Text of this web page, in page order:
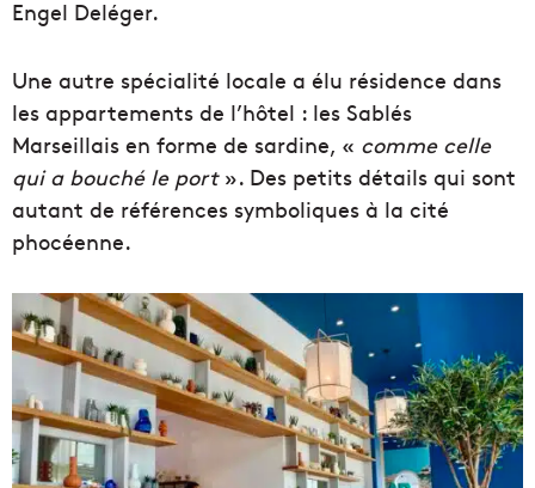
Engel Deléger.
Une autre spécialité locale a élu résidence dans
les appartements de l’hôtel : les Sablés
Marseillais en forme de sardine, « comme celle
qui a bouché le port». Des petits détails qui sont
autant de références symboliques à la cité
phocéenne.